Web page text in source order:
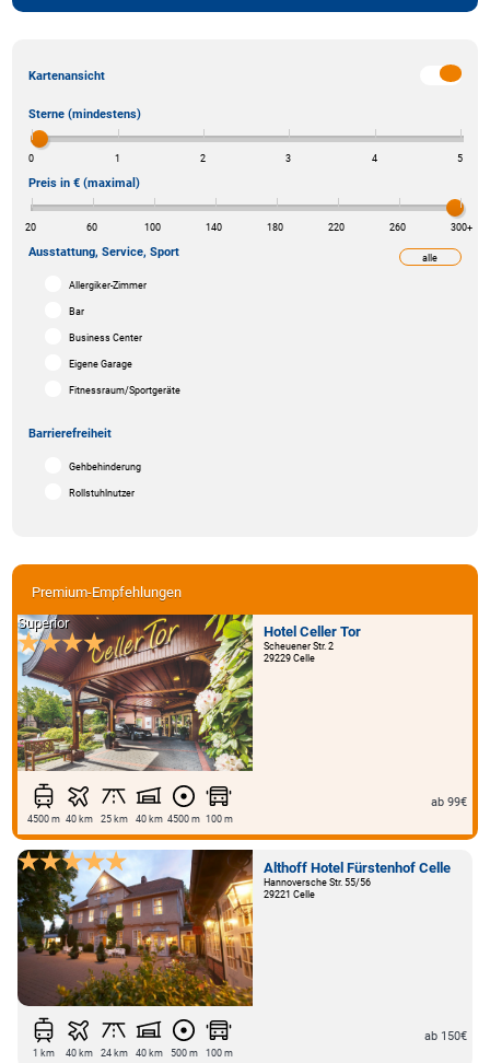
Premium-Empfehlungen
Hotel Celler Tor
Scheuener Str. 2
29229 Celle
Superior
4500 m 40 km 25 km 40 km 4500 m 100 m
ab 99€
Althoff Hotel Fürstenhof Celle
Hannoversche Str. 55/56
29221 Celle
1 km 40 km 24 km 40 km 500 m 100 m
ab 150€
Kartenansicht
Sterne (mindestens)
0 1 2 3 4 5
Preis in € (maximal)
20 60 100 140 180 220 260 300+
alle
Ausstattung, Service, Sport
Allergiker-Zimmer
Bar
Business Center
Eigene Garage
Fitnessraum/Sportgeräte
Barrierefreiheit
Gehbehinderung
Rollstuhlnutzer